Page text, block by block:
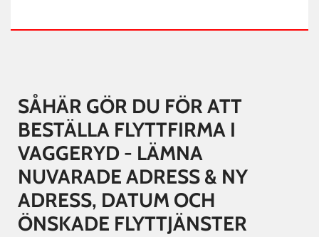
SÅHÄR GÖR DU FÖR ATT
BESTÄLLA FLYTTFIRMA I
VAGGERYD - LÄMNA
NUVARADE ADRESS & NY
ADRESS, DATUM OCH
ÖNSKADE FLYTTJÄNSTER